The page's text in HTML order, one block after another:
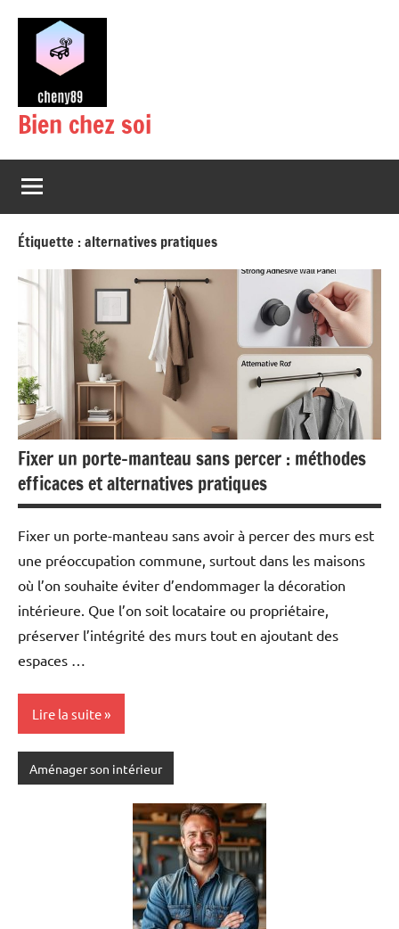
contenu
Bien chez soi
Étiquette :alternatives pratiques
Fixer un porte-manteau sans percer : méthodes
efficaces et alternatives pratiques
Fixer un porte-manteau sans avoir à percer des murs est
une préoccupation commune, surtout dans les maisons
où l’on souhaite éviter d’endommager la décoration
intérieure. Que l’on soit locataire ou propriétaire,
préserver l’intégrité des murs tout en ajoutant des
espaces …
Lire la suite
Aménager son intérieur